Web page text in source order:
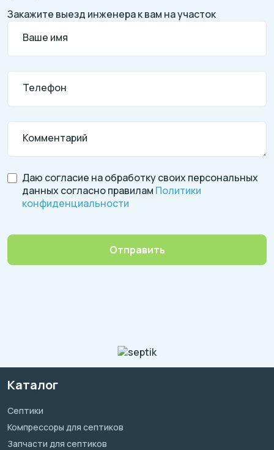
Закажите выезд инженера к вам на участок
Ваше имя
Телефон
Комментарий
Даю согласие на обработку своих персональных
данных согласно правилам Политики
конфиденциальности
Отправить
Каталог
Септики
Компрессоры для септиков
Запчасти для септиков